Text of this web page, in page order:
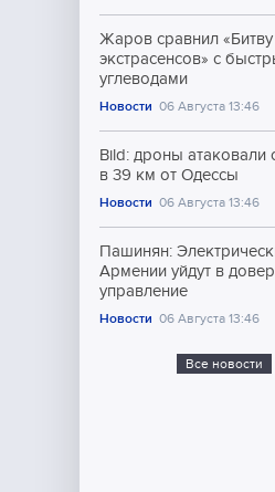
Жаров сравнил «Битву
экстрасенсов» с
углеводами
Новости 06 Августа 13:46
Bild: дроны атаковали
в 39 км от Одессы
Новости 06 Августа 13:46
Пашинян:
Армении уйдут в
управление
Новости 06 Августа 13:46
Все новости